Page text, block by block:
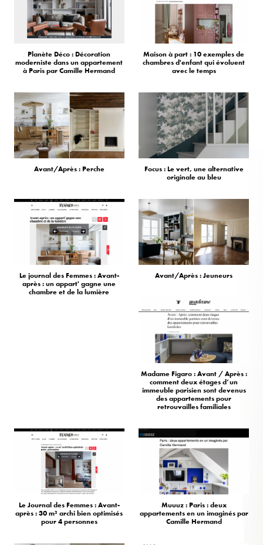
Planète Déco : Décoration
moderniste dans un appartement
à Paris par Camille Hermand
Maison à part : 10 exemples de
chambres d'enfant qui évoluent
avec le temps
Avant/Après : Perche
Focus : Le vert, une alternative
originale au bleu
Le journal des Femmes : Avant-
après : un appart' gagne une
chambre et de la lumière
Avant/Après : Jeuneurs
Madame Figaro : Avant / Après :
comment deux étages d’un
immeuble parisien sont devenus
des appartements pour
retrouvailles familiales
Le Journal des Femmes : Avant-
après : 30 m² archi bien optimisés
pour 4 personnes
Muuuz : Paris : deux
appartements en un imaginés par
Camille Hermand